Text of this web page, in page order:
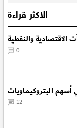
الاكثر قراءة
والنفطية
0
البتروكيماويات
12